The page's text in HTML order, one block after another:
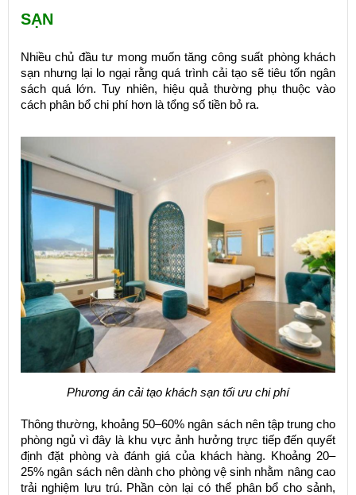
SẠN
Nhiều chủ đầu tư mong muốn tăng công suất phòng khách
sạn nhưng lại lo ngại rằng quá trình cải tạo sẽ tiêu tốn ngân
sách quá lớn. Tuy nhiên, hiệu quả thường phụ thuộc vào
cách phân bổ chi phí hơn là tổng số tiền bỏ ra.
Phương án cải tạo khách sạn tối ưu chi phí
Thông thường, khoảng 50–60% ngân sách nên tập trung cho
phòng ngủ vì đây là khu vực ảnh hưởng trực tiếp đến quyết
định đặt phòng và đánh giá của khách hàng. Khoảng 20–
25% ngân sách nên dành cho phòng vệ sinh nhằm nâng cao
trải nghiệm lưu trú. Phần còn lại có thể phân bổ cho sảnh,